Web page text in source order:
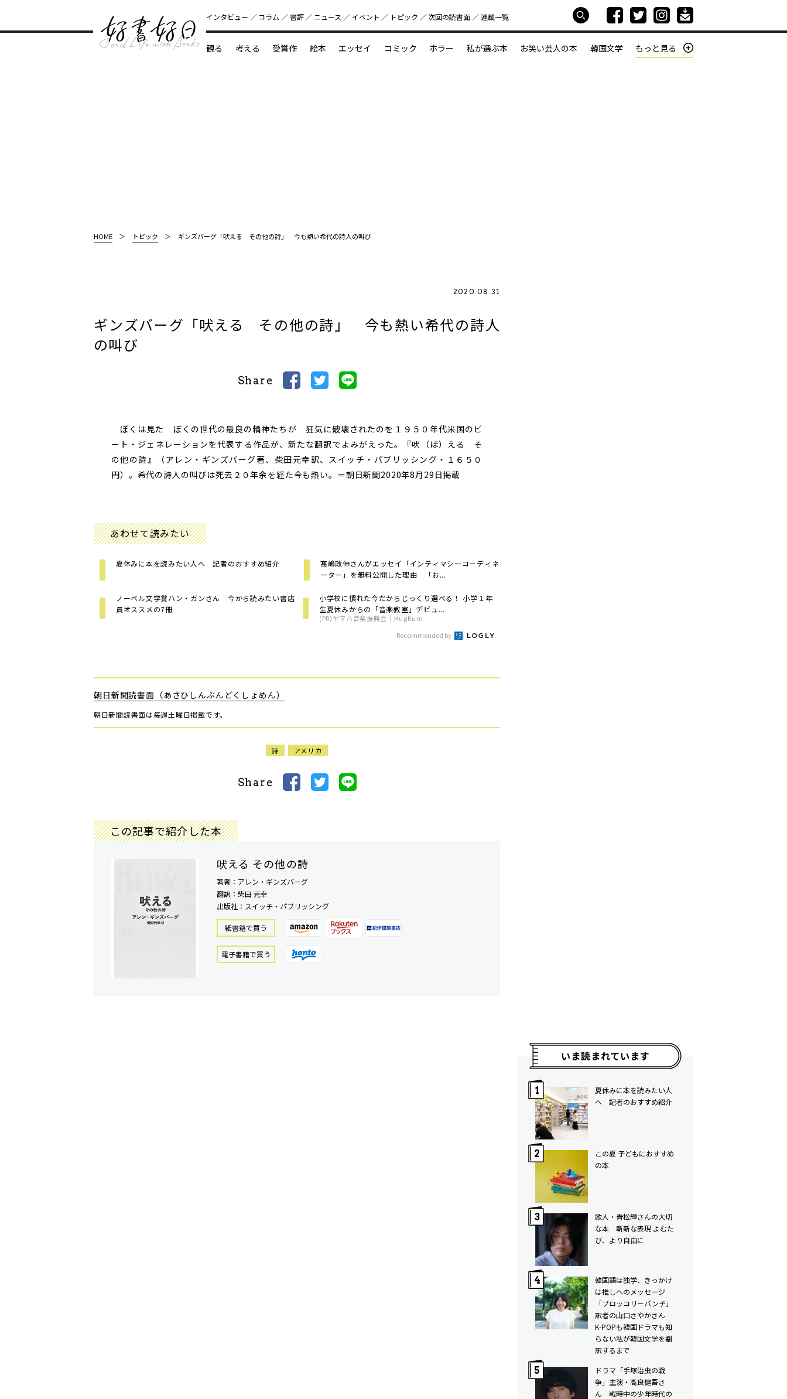
好書好日
インタビュー コラム 書評 ニュース イベント トピック 次回の読書⾯ 連載一覧
観る 考える 受賞作 絵本 エッセイ コミック ホラー 私が選ぶ本 お笑い芸人の本 韓国文学 もっと見る
HOME トピック ギンズバーグ「吠える その他の詩」 今も熱い希代の詩人の叫び
2020.08.31
ギンズバーグ「吠える その他の詩」 今も熱い希代の詩人
の叫び
Share
ぼくは見た ぼくの世代の最良の精神たちが 狂気に破壊されたのを――１９５０年代米国のビ
ート・ジェネレーションを代表する作品が、新たな翻訳でよみがえった。『吠（ほ）える そ
の他の詩』（アレン・ギンズバーグ著、柴田元幸訳、スイッチ・パブリッシング・１６５０
円）。希代の詩人の叫びは死去２０年余を経た今も熱い。＝朝日新聞2020年8月29日掲載
あわせて読みたい
夏休みに本を読みたい人へ 記者のおすすめ紹介
髙嶋政伸さんがエッセイ「インティマシーコーディネ
ーター」を無料公開した理由 「お...
ノーベル文学賞ハン・ガンさん 今から読みたい書店
員オススメの7冊
小学校に慣れた今だからじっくり選べる！ 小学１年
生夏休みからの「音楽教室」デビュ...
(PR)ヤマハ音楽振興会｜HugKum
Recommended by
朝日新聞読書面（あさひしんぶんどくしょめん）
朝日新聞読書面は毎週土曜日掲載です。
詩 アメリカ
Share
この記事で紹介した本
吠える その他の詩
著者：アレン・ギンズバーグ
翻訳：柴田 元幸
出版社：スイッチ・パブリッシング
紙書籍で買う
電⼦書籍で買う
いま読まれています
夏休みに本を読みたい人
へ 記者のおすすめ紹介
この夏 子どもにおすすめ
の本
歌人・青松輝さんの大切
な本 斬新な表現 よむた
び、より自由に
韓国語は独学、きっかけ
は推しへのメッセージ
「ブロッコリーパンチ」
訳者の山口さやかさん
K-POPも韓国ドラマも知
らない私が韓国文学を翻
訳するまで
ドラマ「手塚治虫の戦
争」主演・高良健吾さ
ん 戦時中の少年時代の